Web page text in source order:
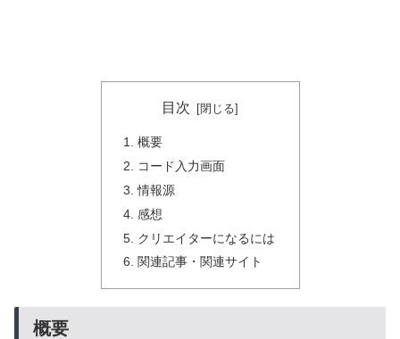
目次
概要
コード入力画面
情報源
感想
クリエイターになるには
関連記事・関連サイト
概要